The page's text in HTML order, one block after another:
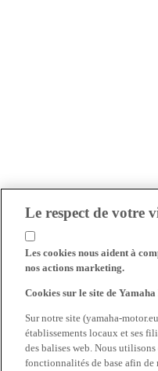
Le respect de votre
Les cookies nous aident à
nos actions marketing.
Cookies sur le site de
Sur notre site (yamaha-
établissements locaux et ses
des balises web. Nous
fonctionnalités de base afin